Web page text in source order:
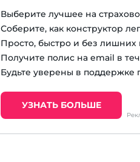
Выберите лучшее на
Соберите, как конструктор
Просто, быстро и без лишних
Получите полис на email в
Будьте уверены в поддержке
УЗНАТЬ БОЛЬШЕ